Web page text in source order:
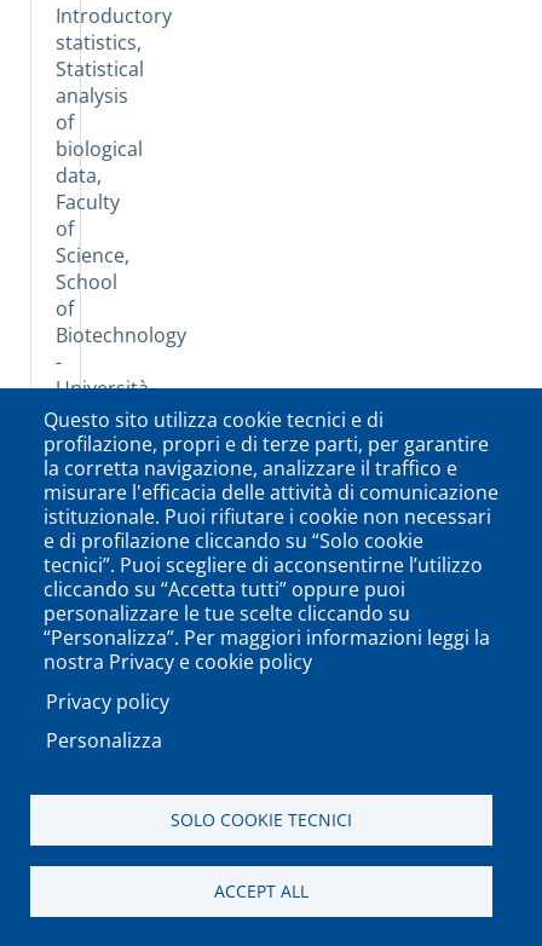
Introductory
statistics,
Statistical
analysis
of
biological
data,
Faculty
of
Science,
School
of
Biotechnology
-
Università
degli
Studi
del
Sannio
11/2010-
10/2014
Introductory
statistics,
School
of
-
Questo sito utilizza cookie tecnici e di
profilazione, propri e di terze parti, per garantire
la corretta navigazione, analizzare il traffico e
misurare l'efficacia delle attività di comunicazione
istituzionale. Puoi rifiutare i cookie non necessari
e di profilazione cliccando su “Solo cookie
tecnici”. Puoi scegliere di acconsentirne l’utilizzo
cliccando su “Accetta tutti” oppure puoi
personalizzare le tue scelte cliccando su
“Personalizza”. Per maggiori informazioni leggi la
nostra Privacy e cookie policy
Privacy policy
Personalizza
SOLO COOKIE TECNICI
ACCEPT ALL